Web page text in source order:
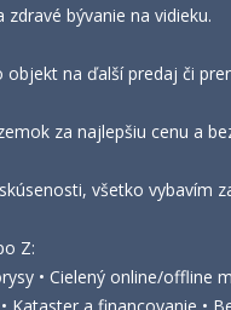
bývanie na vidieku.
na ďalší predaj či
za najlepšiu cenu a
všetko vybavím
Z:
• Cielený online/offline
Kataster a financovanie •